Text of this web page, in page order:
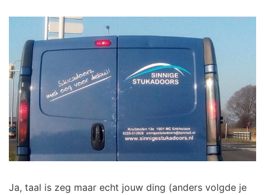
Ja, taal is zeg maar echt jouw ding (anders volgde je